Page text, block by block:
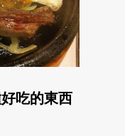
吃的東西